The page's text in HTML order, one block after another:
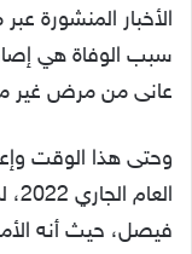
سبب الوفاة هي
عانى من مرض غير
فيصل، حيث أنه